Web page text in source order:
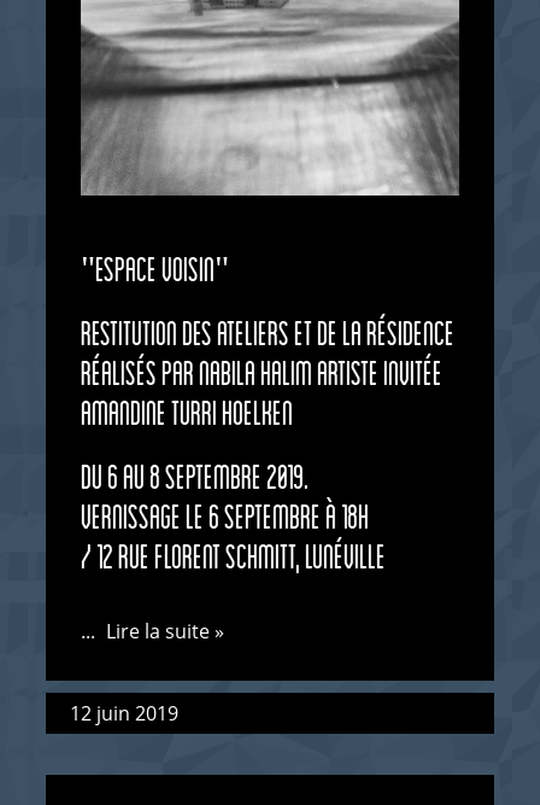
"Espace voisin"
Restitution des ateliers et de la résidence
réalisés par Nabila Halim Artiste invitée
Amandine Turri Hoelken
Du 6 au 8 septembre 2019.
Vernissage le 6 septembre à 18h
/ 12 rue Florent Schmitt, Lunéville
... Lire la suite »
12 juin 2019